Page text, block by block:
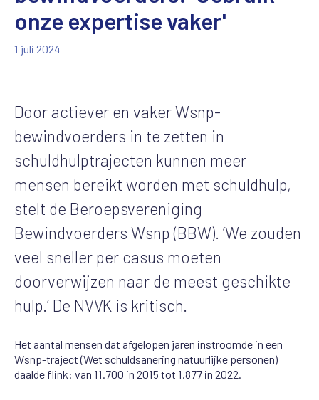
onze expertise vaker'
1 juli 2024
Door actiever en vaker Wsnp-
bewindvoerders in te zetten in
schuldhulptrajecten kunnen meer
mensen bereikt worden met schuldhulp,
stelt de Beroepsvereniging
Bewindvoerders Wsnp (BBW). ‘We zouden
veel sneller per casus moeten
doorverwijzen naar de meest geschikte
hulp.’ De NVVK is kritisch.
Het aantal mensen dat afgelopen jaren instroomde in een
Wsnp-traject (Wet schuldsanering natuurlijke personen)
daalde flink: van 11.700 in 2015 tot 1.877 in 2022.